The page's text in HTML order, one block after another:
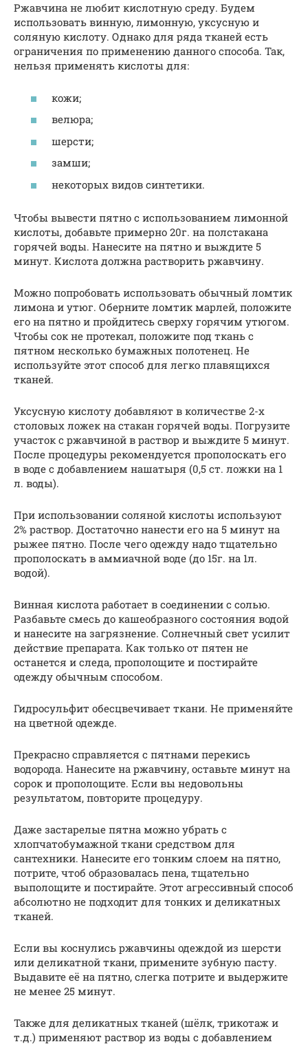
Ржавчина не любит кислотную среду. Будем
использовать винную, лимонную, уксусную и
соляную кислоту. Однако для ряда тканей есть
ограничения по применению данного способа. Так,
нельзя применять кислоты для:
кожи;
велюра;
шерсти;
замши;
некоторых видов синтетики.
Чтобы вывести пятно с использованием лимонной
кислоты, добавьте примерно 20г. на полстакана
горячей воды. Нанесите на пятно и выждите 5
минут. Кислота должна растворить ржавчину.
Можно попробовать использовать обычный ломтик
лимона и утюг. Оберните ломтик марлей, положите
его на пятно и пройдитесь сверху горячим утюгом.
Чтобы сок не протекал, положите под ткань с
пятном несколько бумажных полотенец. Не
используйте этот способ для легко плавящихся
тканей.
Уксусную кислоту добавляют в количестве 2-х
столовых ложек на стакан горячей воды. Погрузите
участок с ржавчиной в раствор и выждите 5 минут.
После процедуры рекомендуется прополоскать его
в воде с добавлением нашатыря (0,5 ст. ложки на 1
л. воды).
При использовании соляной кислоты используют
2% раствор. Достаточно нанести его на 5 минут на
рыжее пятно. После чего одежду надо тщательно
прополоскать в аммиачной воде (до 15г. на 1л.
водой).
Винная кислота работает в соединении с солью.
Разбавьте смесь до кашеобразного состояния водой
и нанесите на загрязнение. Солнечный свет усилит
действие препарата. Как только от пятен не
останется и следа, прополощите и постирайте
одежду обычным способом.
Гидросульфит обесцвечивает ткани. Не применяйте
на цветной одежде.
Прекрасно справляется с пятнами перекись
водорода. Нанесите на ржавчину, оставьте минут на
сорок и прополощите. Если вы недовольны
результатом, повторите процедуру.
Даже застарелые пятна можно убрать с
хлопчатобумажной ткани средством для
сантехники. Нанесите его тонким слоем на пятно,
потрите, чтоб образовалась пена, тщательно
выполощите и постирайте. Этот агрессивный способ
абсолютно не подходит для тонких и деликатных
тканей.
Если вы коснулись ржавчины одеждой из шерсти
или деликатной ткани, примените зубную пасту.
Выдавите её на пятно, слегка потрите и выдержите
не менее 25 минут.
Также для деликатных тканей (шёлк, трикотаж и
т.д.) применяют раствор из воды с добавлением